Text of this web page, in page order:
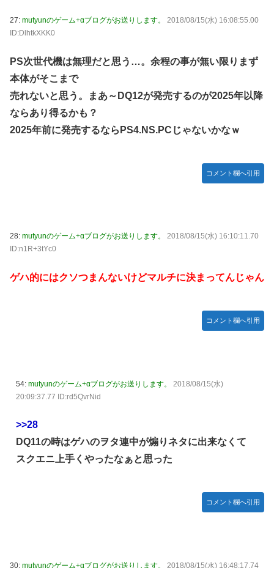
27: mutyunのゲーム+αブログがお送りします。
2018/08/15(水) 16:08:55.00
ID:DlhtkXKK0
PS次世代機は無理だと思う…。余程の事が無い限りまず
本体がそこまで
売れないと思う。まあ～DQ12が発売するのが2025年以降
ならあり得るかも？
2025年前に発売するならPS4.NS.PCじゃないかなｗ
コメント欄へ引用
28: mutyunのゲーム+αブログがお送りします。
2018/08/15(水) 16:10:11.70
ID:n1R+3tYc0
ゲハ的にはクソつまんないけどマルチに決まってんじゃん
コメント欄へ引用
54: mutyunのゲーム+αブログがお送りします。
2018/08/15(水)
20:09:37.77 ID:rd5QvrNid
>>28
DQ11の時はゲハのヲタ連中が煽りネタに出来なくて
スクエニ上手くやったなぁと思った
コメント欄へ引用
30: mutyunのゲーム+αブログがお送りします。 2018/08/15(水) 16:48:17.74